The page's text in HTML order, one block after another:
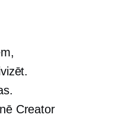
Creator